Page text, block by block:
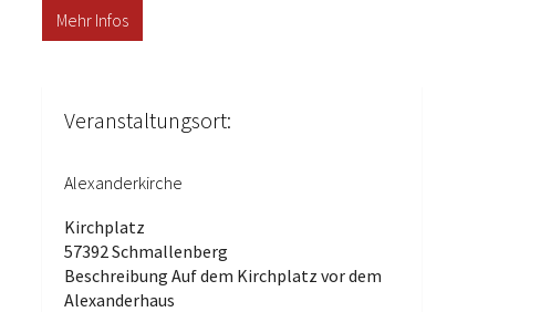
Mehr Infos
Veranstaltungsort:
Alexanderkirche
Kirchplatz
57392 Schmallenberg
Beschreibung Auf dem Kirchplatz vor dem
Alexanderhaus